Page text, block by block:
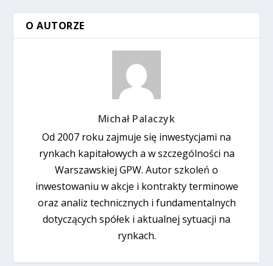
O AUTORZE
Michał Palaczyk
Od 2007 roku zajmuje się inwestycjami na
rynkach kapitałowych a w szczególności na
Warszawskiej GPW. Autor szkoleń o
inwestowaniu w akcje i kontrakty terminowe
oraz analiz technicznych i fundamentalnych
dotyczących spółek i aktualnej sytuacji na
rynkach.